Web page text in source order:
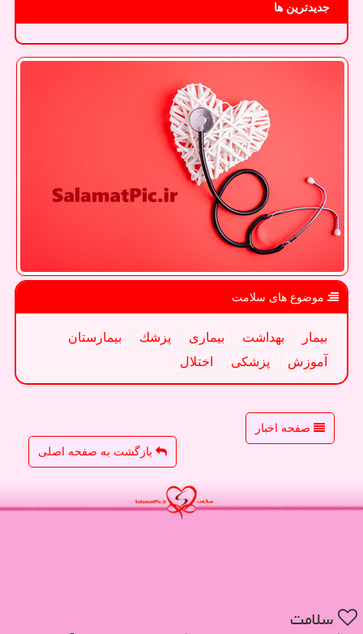
جدیدترین ها
موضوع های سلامت
بیمار بهداشت بیماری پزشك
بیمارستان
آموزش
پزشكی اختلال
صفحه اخبار
بازگشت به صفحه اصلی
سلامت